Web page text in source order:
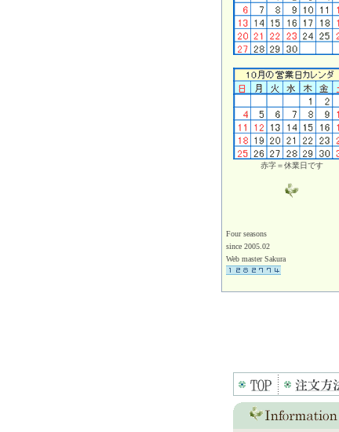
赤字＝休業日です
Four seasons
since 2005.02
Web master Sakura